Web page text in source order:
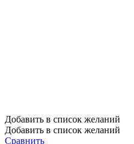
Добавить в список желаний
Добавить в список желаний
Сравнить